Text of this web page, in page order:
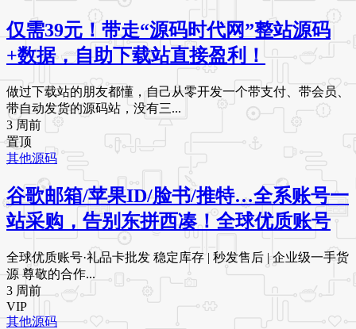
仅需39元！带走“源码时代网”整站源码
+数据，自助下载站直接盈利！
做过下载站的朋友都懂，自己从零开发一个带支付、带会员、
带自动发货的源码站，没有三...
3 周前
置顶
其他源码
谷歌邮箱/苹果ID/脸书/推特…全系账号一
站采购，告别东拼西凑！全球优质账号
全球优质账号·礼品卡批发 稳定库存 | 秒发售后 | 企业级一手货
源 尊敬的合作...
3 周前
VIP
其他源码